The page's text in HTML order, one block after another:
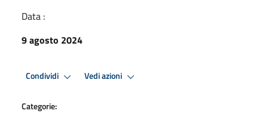
Data :
9 agosto 2024
Condividi Vedi azioni
Categorie: